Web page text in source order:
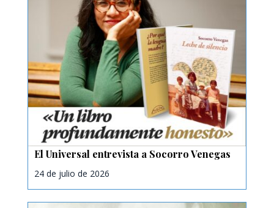
El Universal entrevista a Socorro Venegas
24 de julio de 2026